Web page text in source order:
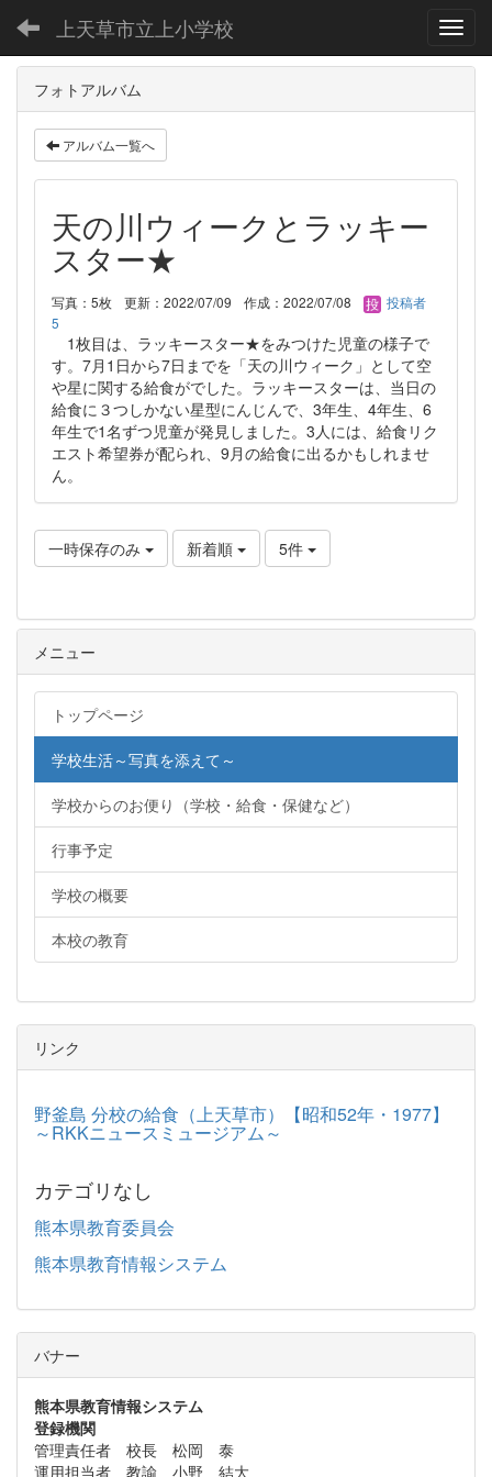
上天草市立上小学校
フォトアルバム
アルバム一覧へ
天の川ウィークとラッキー
スター★
写真：5枚 更新：2022/07/09 作成：2022/07/08
投稿者
5
1枚目は、ラッキースター★をみつけた児童の様子で
す。7月1日から7日までを「天の川ウィーク」として空
や星に関する給食がでした。ラッキースターは、当日の
給食に３つしかない星型にんじんで、3年生、4年生、6
年生で1名ずつ児童が発見しました。3人には、給食リク
エスト希望券が配られ、9月の給食に出るかもしれませ
ん。
一時保存のみ 新着順 5件
メニュー
トップページ
学校生活～写真を添えて～
学校からのお便り（学校・給食・保健など）
行事予定
学校の概要
本校の教育
リンク
野釜島 分校の給食（上天草市）【昭和52年・1977】
～RKKニュースミュージアム～
カテゴリなし
熊本県教育委員会
熊本県教育情報システム
バナー
熊本県教育情報システム
登録機関
管理責任者 校長 松岡 泰
運用担当者 教諭 小野 結大